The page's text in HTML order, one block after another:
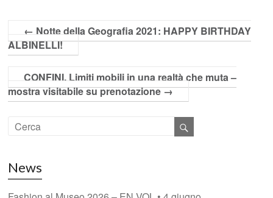
← Notte della Geografia 2021: HAPPY BIRTHDAY
ALBINELLI!
CONFINI. Limiti mobili in una realtà che muta –
mostra visitabile su prenotazione→
News